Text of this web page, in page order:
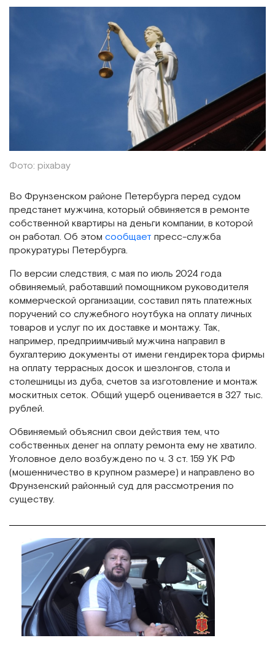
Фото: pixabay
Во Фрунзенском районе Петербурга перед судом
предстанет мужчина, который обвиняется в ремонте
собственной квартиры на деньги компании, в которой
он работал. Об этом сообщает пресс-служба
прокуратуры Петербурга.
По версии следствия, с мая по июль 2024 года
обвиняемый, работавший помощником руководителя
коммерческой организации, составил пять платежных
поручений со служебного ноутбука на оплату личных
товаров и услуг по их доставке и монтажу. Так,
например, предприимчивый мужчина направил в
бухгалтерию документы от имени гендиректора фирмы
на оплату террасных досок и шезлонгов, стола и
столешницы из дуба, счетов за изготовление и монтаж
москитных сеток. Общий ущерб оценивается в 327 тыс.
рублей.
Обвиняемый объяснил свои действия тем, что
собственных денег на оплату ремонта ему не хватило.
Уголовное дело возбуждено по ч. 3 ст. 159 УК РФ
(мошенничество в крупном размере) и направлено во
Фрунзенский районный суд для рассмотрения по
существу.